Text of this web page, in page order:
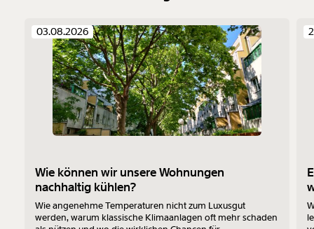
03.08.2026
Wie können wir unsere Wohnungen
nachhaltig kühlen?
Wie angenehme Temperaturen nicht zum Luxusgut
werden, warum klassische Klimaanlagen oft mehr schaden